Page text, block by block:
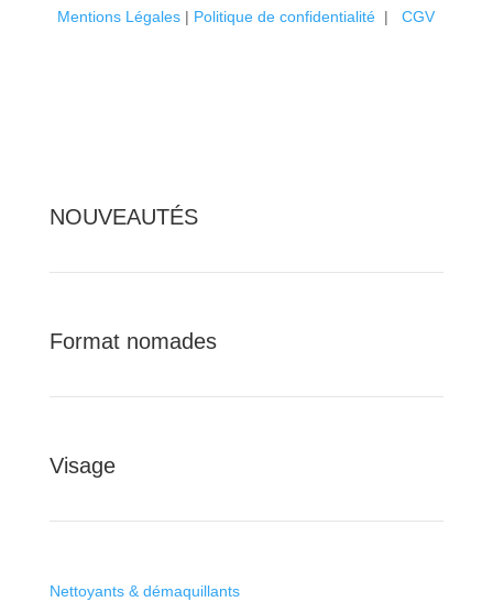
Mentions Légales | Politique de confidentialité |CGV
NOUVEAUTÉS
Format nomades
Visage
Nettoyants & démaquillants